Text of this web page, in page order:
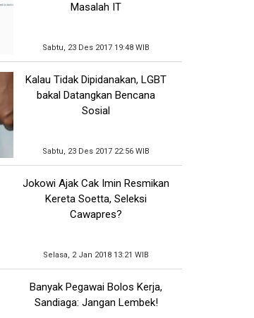
Masalah IT
Sabtu, 23 Des 2017 19:48 WIB
Kalau Tidak Dipidanakan, LGBT
bakal Datangkan Bencana
Sosial
Sabtu, 23 Des 2017 22:56 WIB
Jokowi Ajak Cak Imin Resmikan
Kereta Soetta, Seleksi
Cawapres?
Selasa, 2 Jan 2018 13:21 WIB
Banyak Pegawai Bolos Kerja,
Sandiaga: Jangan Lembek!